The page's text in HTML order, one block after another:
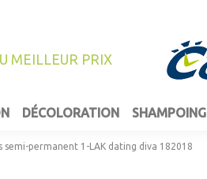
MEILLEUR PRIX
DÉCOLORATION SHAMPOING
semi-permanent 1-LAK dating diva 182018